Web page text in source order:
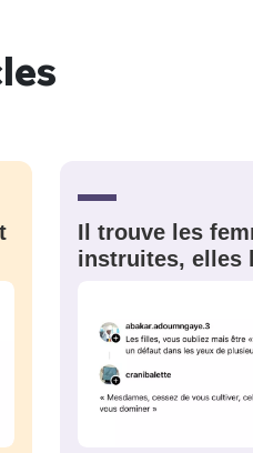
Il trouve les
instruites, elles
proposer ?
Ma